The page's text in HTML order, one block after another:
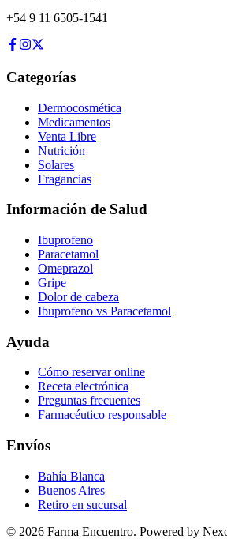
+54 9 11 6505-1541
Categorías
Dermocosmética
Medicamentos
Venta Libre
Nutrición
Solares
Fragancias
Información de Salud
Ibuprofeno
Paracetamol
Omeprazol
Gripe
Dolor de cabeza
Ibuprofeno vs Paracetamol
Ayuda
Cómo reservar online
Receta electrónica
Preguntas frecuentes
Farmacéutico responsable
Envíos
Bahía Blanca
Buenos Aires
Retiro en sucursal
© 2026 Farma Encuentro. Powered by